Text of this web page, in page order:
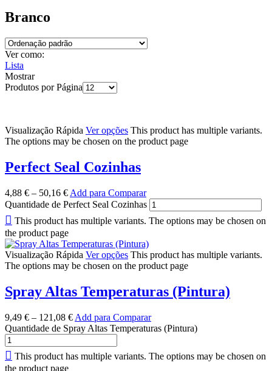
Branco
Ver como:
Lista
Mostrar
Produtos por Página
Visualização Rápida Ver opções This product has multiple variants.
The options may be chosen on the product page
Perfect Seal Cozinhas
4,88 € – 50,16 € Add para Comparar
Quantidade de Perfect Seal Cozinhas
This product has multiple variants. The options may be chosen on
the product page
Visualização Rápida Ver opções This product has multiple variants.
The options may be chosen on the product page
Spray Altas Temperaturas (Pintura)
9,49 € – 121,08 € Add para Comparar
Quantidade de Spray Altas Temperaturas (Pintura)
This product has multiple variants. The options may be chosen on
the product page